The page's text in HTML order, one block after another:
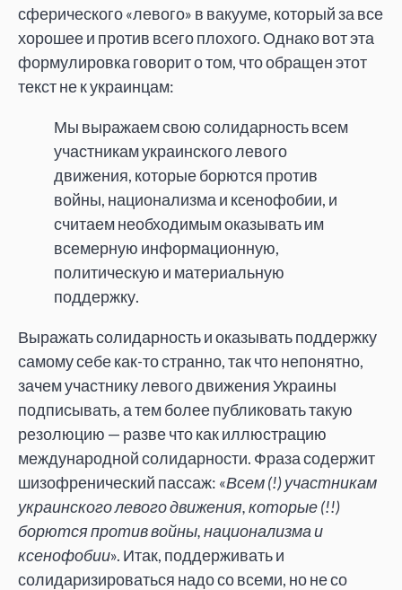
сферического «левого» в вакууме, который за все
хорошее и против всего плохого. Однако вот эта
формулировка говорит о том, что обращен этот
текст не к украинцам:
Мы выражаем свою солидарность всем
участникам украинского левого
движения, которые борются против
войны, национализма и ксенофобии, и
считаем необходимым оказывать им
всемерную информационную,
политическую и материальную
поддержку.
Выражать солидарность и оказывать поддержку
самому себе как-то странно, так что непонятно,
зачем участнику левого движения Украины
подписывать, а тем более публиковать такую
резолюцию — разве что как иллюстрацию
международной солидарности. Фраза содержит
шизофренический пассаж: «Всем (!) участникам
украинского левого движения, которые (!!)
борются против войны, национализма и
ксенофобии». Итак, поддерживать и
солидаризироваться надо со всеми, но не со